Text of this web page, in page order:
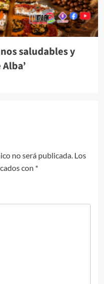
saludables y
no será publicada. Los
con *